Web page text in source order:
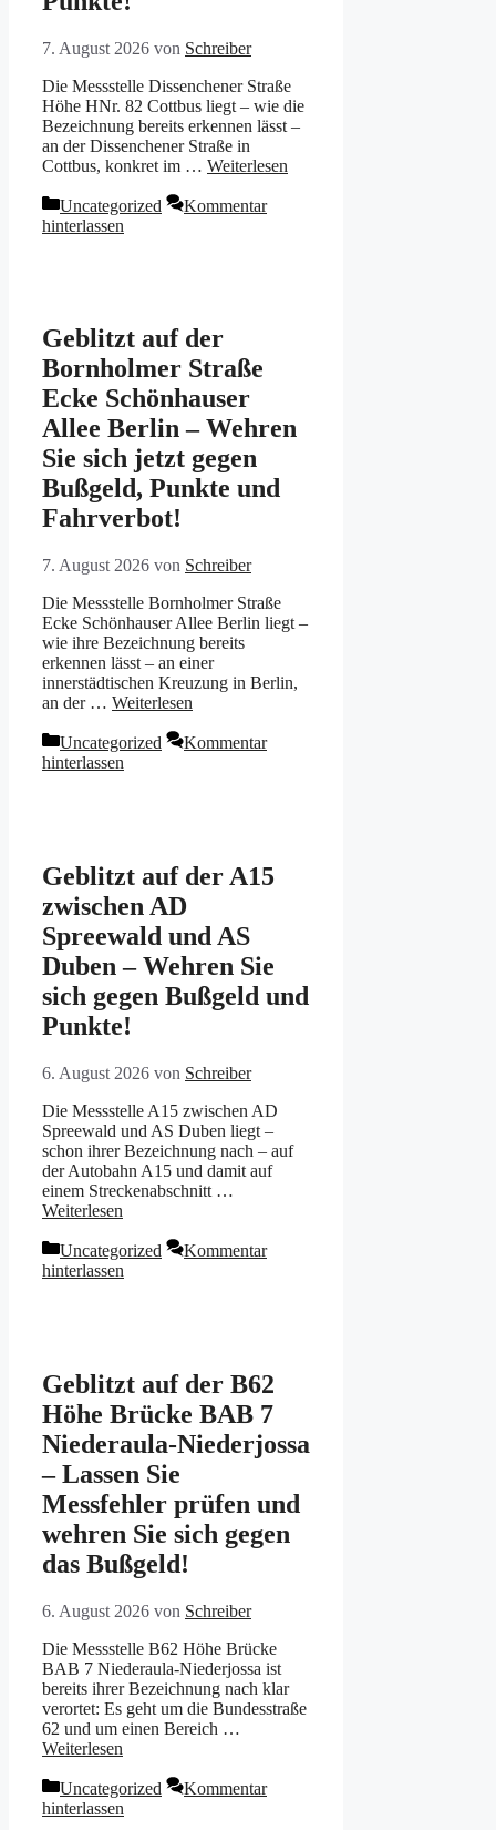
7. August 2026 von Schreiber
Die Messstelle Dissenchener Straße
Höhe HNr. 82 Cottbus liegt – wie die
Bezeichnung bereits erkennen lässt –
an der Dissenchener Straße in
Cottbus, konkret im … Weiterlesen
Kategorien
Uncategorized
Kommentar
hinterlassen
Geblitzt auf der
Bornholmer Straße
Ecke Schönhauser
Allee Berlin – Wehren
Sie sich jetzt gegen
Bußgeld, Punkte und
Fahrverbot!
7. August 2026 von Schreiber
Die Messstelle Bornholmer Straße
Ecke Schönhauser Allee Berlin liegt –
wie ihre Bezeichnung bereits
erkennen lässt – an einer
innerstädtischen Kreuzung in Berlin,
an der … Weiterlesen
Kategorien
Uncategorized
Kommentar
hinterlassen
Geblitzt auf der A15
zwischen AD
Spreewald und AS
Duben – Wehren Sie
sich gegen Bußgeld und
Punkte!
6. August 2026 von Schreiber
Die Messstelle A15 zwischen AD
Spreewald und AS Duben liegt –
schon ihrer Bezeichnung nach – auf
der Autobahn A15 und damit auf
einem Streckenabschnitt …
Weiterlesen
Kategorien
Uncategorized
Kommentar
hinterlassen
Geblitzt auf der B62
Höhe Brücke BAB 7
Niederaula-Niederjossa
– Lassen Sie
Messfehler prüfen und
wehren Sie sich gegen
das Bußgeld!
6. August 2026 von Schreiber
Die Messstelle B62 Höhe Brücke
BAB 7 Niederaula-Niederjossa ist
bereits ihrer Bezeichnung nach klar
verortet: Es geht um die Bundesstraße
62 und um einen Bereich …
Weiterlesen
Kategorien
Uncategorized
Kommentar
hinterlassen